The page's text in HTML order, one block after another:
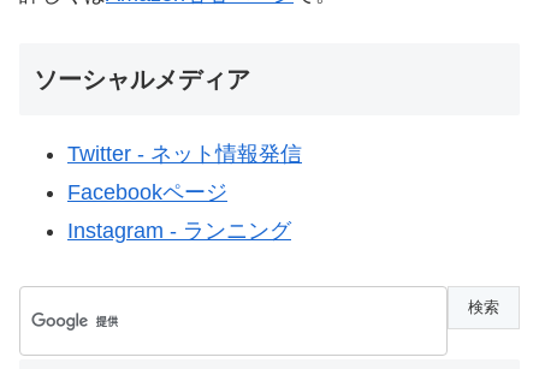
ソーシャルメディア
Twitter - ネット情報発信
Facebookページ
Instagram - ランニング